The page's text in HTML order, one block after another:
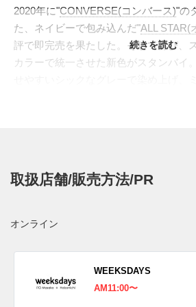
2020年に"CONVERSE(コンバース)"の
た、ネイビーで包み込んだ"ALL STAR(
評で即完売を果たした。そして再び、
カラーで統一させた新色がスタンバイ
プインソールで快適な履き心地をサポ
格は9,900円(税込)。 また新たな情報
TwitterやFacebook など
続きを読む
取扱店舗/販売方法/PR
オンライン
WEEKSDAYS
AM11:00〜